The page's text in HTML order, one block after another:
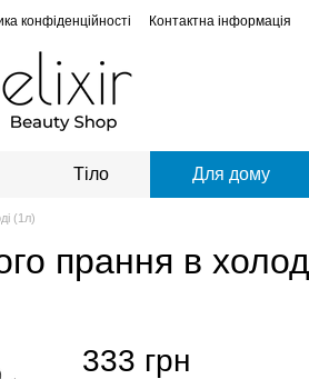
конфіденційності Контактна інформація
Тіло Для дому
(1л)
прання в
333 грн